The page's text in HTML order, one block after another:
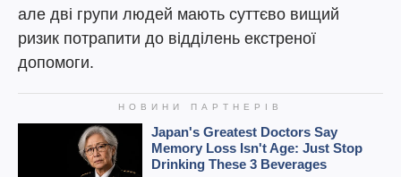
але дві групи людей мають суттєво вищий
ризик потрапити до відділень екстреної
допомоги.